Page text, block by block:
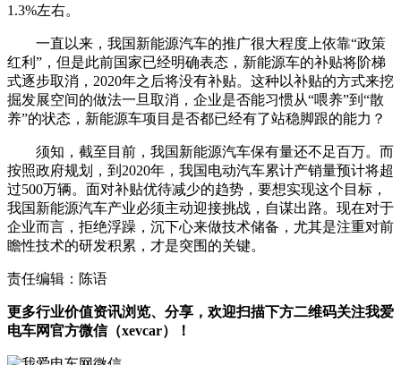
1.3%左右。
一直以来，我国新能源汽车的推广很大程度上依靠“政策
红利”，但是此前国家已经明确表态，新能源车的补贴将阶梯
式逐步取消，2020年之后将没有补贴。这种以补贴的方式来挖
掘发展空间的做法一旦取消，企业是否能习惯从“喂养”到“散
养”的状态，新能源车项目是否都已经有了站稳脚跟的能力？
须知，截至目前，我国新能源汽车保有量还不足百万。而
按照政府规划，到2020年，我国电动汽车累计产销量预计将超
过500万辆。面对补贴优待减少的趋势，要想实现这个目标，
我国新能源汽车产业必须主动迎接挑战，自谋出路。现在对于
企业而言，拒绝浮躁，沉下心来做技术储备，尤其是注重对前
瞻性技术的研发积累，才是突围的关键。
责任编辑：陈语
更多行业价值资讯浏览、分享，欢迎扫描下方二维码关注我爱
电车网官方微信（xevcar）！